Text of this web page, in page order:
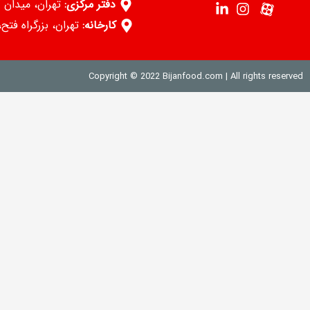
کارخانه:تهران، بزرگراه
دفتر مرکزی:تهران، میدان
Copyright © 2022 Bijanfood.com | All rights reserved